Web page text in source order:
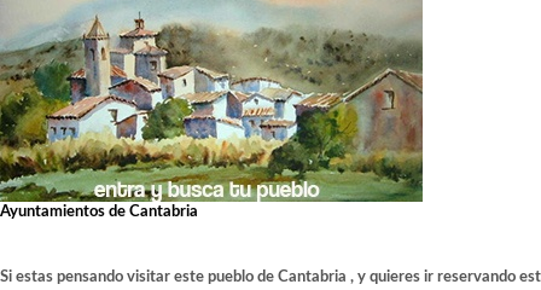
Ayuntamientos de Cantabria
Si estas pensando visitar este pueblo de Cantabria , y quieres ir reservando